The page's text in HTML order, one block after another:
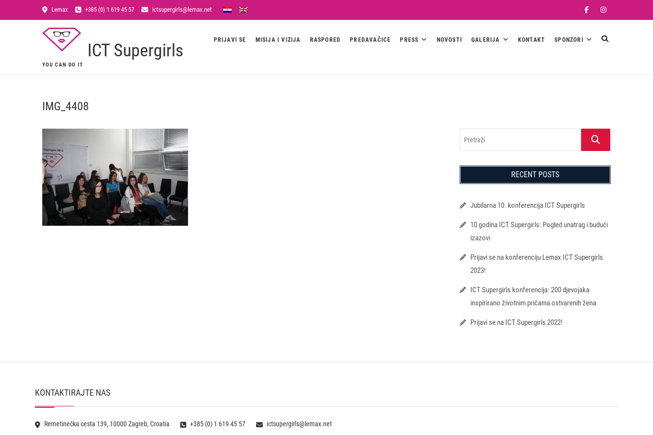
Lemax +385 (0) 1 619 45 57 ictsupergirls@lemax.net FacebookInstagram
ICT Supergirls
YOU CAN DO IT
PRIJAVI SE MISIJA I VIZIJA RASPORED PREDAVAČICE PRESS NOVOSTI GALERIJA KONTAKT SPONZORI
IMG_4408
Pretraži
RECENT POSTS
Jubilarna 10. konferencija ICT Supergirls
10 godina ICT Supergirls: Pogled unatrag i budući
izazovi
Prijavi se na konferenciju Lemax ICT Supergirls
2023!
ICT Supergirls konferencija: 200 djevojaka
inspirirano životnim pričama ostvarenih žena
Prijavi se na ICT Supergirls 2022!
KONTAKTIRAJTE NAS
Remetinečka cesta 139, 10000 Zagreb, Croatia +385 (0) 1 619 45 57 ictsupergirls@lemax.net